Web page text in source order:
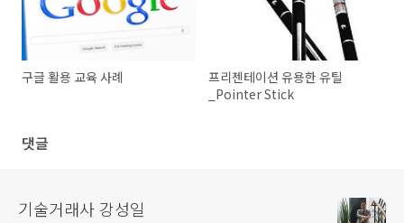
구글 활용 교육 사례
프리젠테이션 유용한 유틸
_Pointer Stick
댓글
기술거래사 강성일